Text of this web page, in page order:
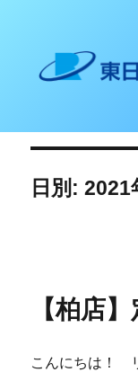
東日本リ
日別: 2021
【柏店
こんにちは！